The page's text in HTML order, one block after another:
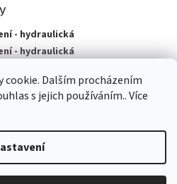
cookie. Dalším procházením
s jejich používáním.. Více
- hydraulická
- hydraulická
posilovače řízení. Všechna